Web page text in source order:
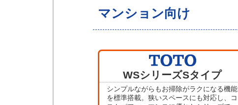
マンション向け
WSシリーズSタイプ
シンプルながらもお掃除がラクになる機能
を標準搭載。狭いスペースにも対応し、コ